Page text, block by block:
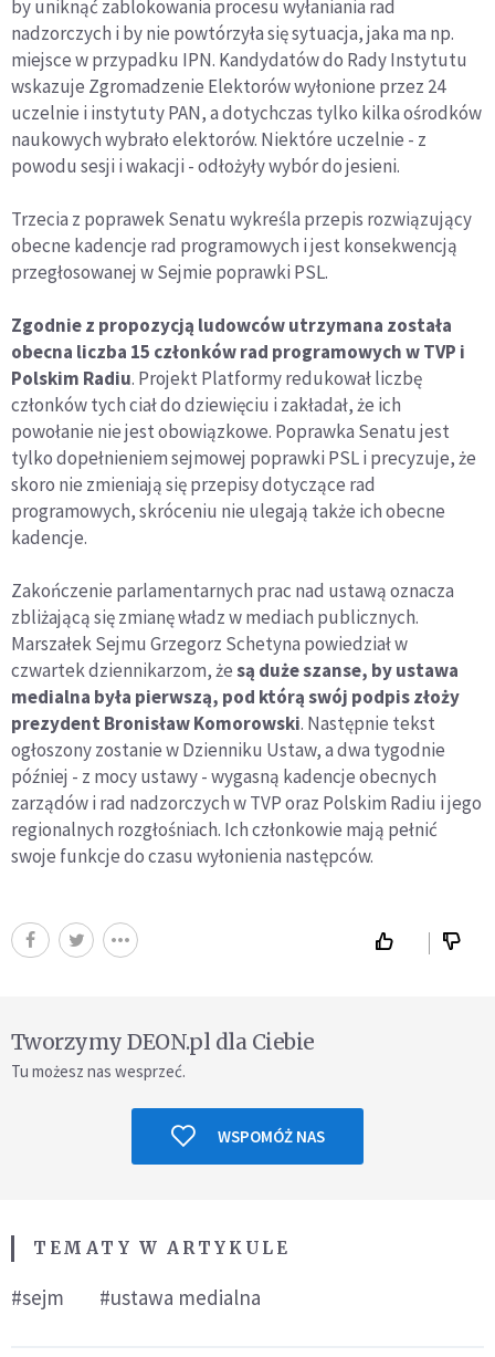
by uniknąć zablokowania procesu wyłaniania rad
nadzorczych i by nie powtórzyła się sytuacja, jaka ma np.
miejsce w przypadku IPN. Kandydatów do Rady Instytutu
wskazuje Zgromadzenie Elektorów wyłonione przez 24
uczelnie i instytuty PAN, a dotychczas tylko kilka ośrodków
naukowych wybrało elektorów. Niektóre uczelnie - z
powodu sesji i wakacji - odłożyły wybór do jesieni.
Trzecia z poprawek Senatu wykreśla przepis rozwiązujący
obecne kadencje rad programowych i jest konsekwencją
przegłosowanej w Sejmie poprawki PSL.
Zgodnie z propozycją ludowców utrzymana została
obecna liczba 15 członków rad programowych w TVP i
Polskim Radiu. Projekt Platformy redukował liczbę
członków tych ciał do dziewięciu i zakładał, że ich
powołanie nie jest obowiązkowe. Poprawka Senatu jest
tylko dopełnieniem sejmowej poprawki PSL i precyzuje, że
skoro nie zmieniają się przepisy dotyczące rad
programowych, skróceniu nie ulegają także ich obecne
kadencje.
Zakończenie parlamentarnych prac nad ustawą oznacza
zbliżającą się zmianę władz w mediach publicznych.
Marszałek Sejmu Grzegorz Schetyna powiedział w
czwartek dziennikarzom, żesą duże szanse, by ustawa
medialna była pierwszą, pod którą swój podpis złoży
prezydent Bronisław Komorowski. Następnie tekst
ogłoszony zostanie w Dzienniku Ustaw, a dwa tygodnie
później - z mocy ustawy - wygasną kadencje obecnych
zarządów i rad nadzorczych w TVP oraz Polskim Radiu i jego
regionalnych rozgłośniach. Ich członkowie mają pełnić
swoje funkcje do czasu wyłonienia następców.
Tworzymy DEON.pl dla Ciebie
Tu możesz nas wesprzeć.
WSPOMÓŻ NAS
TEMATY W ARTYKULE
#sejm #ustawa medialna